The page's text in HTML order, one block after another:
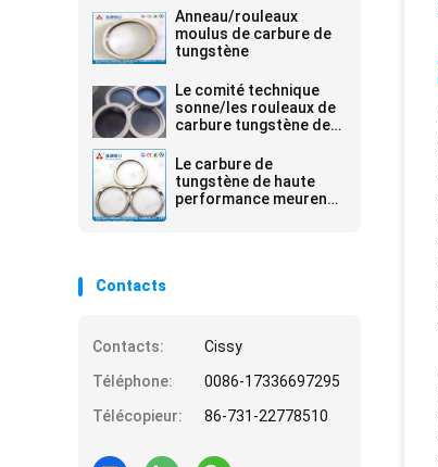
Anneau/rouleaux
moulus de carbure de
tungstène
Le comité technique
sonne/les rouleaux de
carbure tungstène de
Le carbure de
tungstène de haute
performance meurent
Contacts
Contacts:
Cissy
Téléphone:
0086-17336697295
Télécopieur:
86-731-22778510